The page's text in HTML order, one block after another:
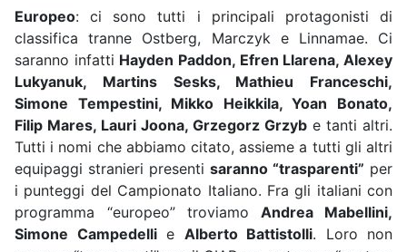
Europeo: ci sono tutti i principali protagonisti di
classifica tranne Ostberg, Marczyk e Linnamae. Ci
saranno infatti Hayden Paddon, Efren Llarena, Alexey
Lukyanuk, Martins Sesks, Mathieu Franceschi,
Simone Tempestini, Mikko Heikkila, Yoan Bonato,
Filip Mares, Lauri Joona, Grzegorz Grzyb e tanti altri.
Tutti i nomi che abbiamo citato, assieme a tutti gli altri
equipaggi stranieri presenti saranno “trasparenti” per
i punteggi del Campionato Italiano. Fra gli italiani con
programma “europeo” troviamo Andrea Mabellini,
Simone Campedellie Alberto Battistolli. Loro non